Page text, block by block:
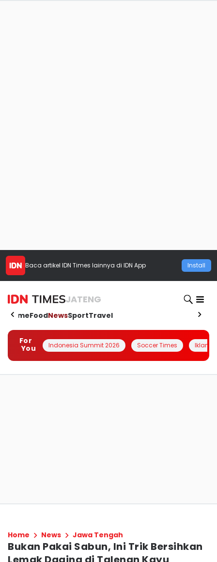
Baca artikel IDN Times lainnya di IDN App Install
JATENG
HomeFoodNewsSportTravel
For
You
Indonesia Summit 2026 Soccer Times Iklanin
Home News Jawa Tengah
Bukan Pakai Sabun, Ini Trik Bersihkan